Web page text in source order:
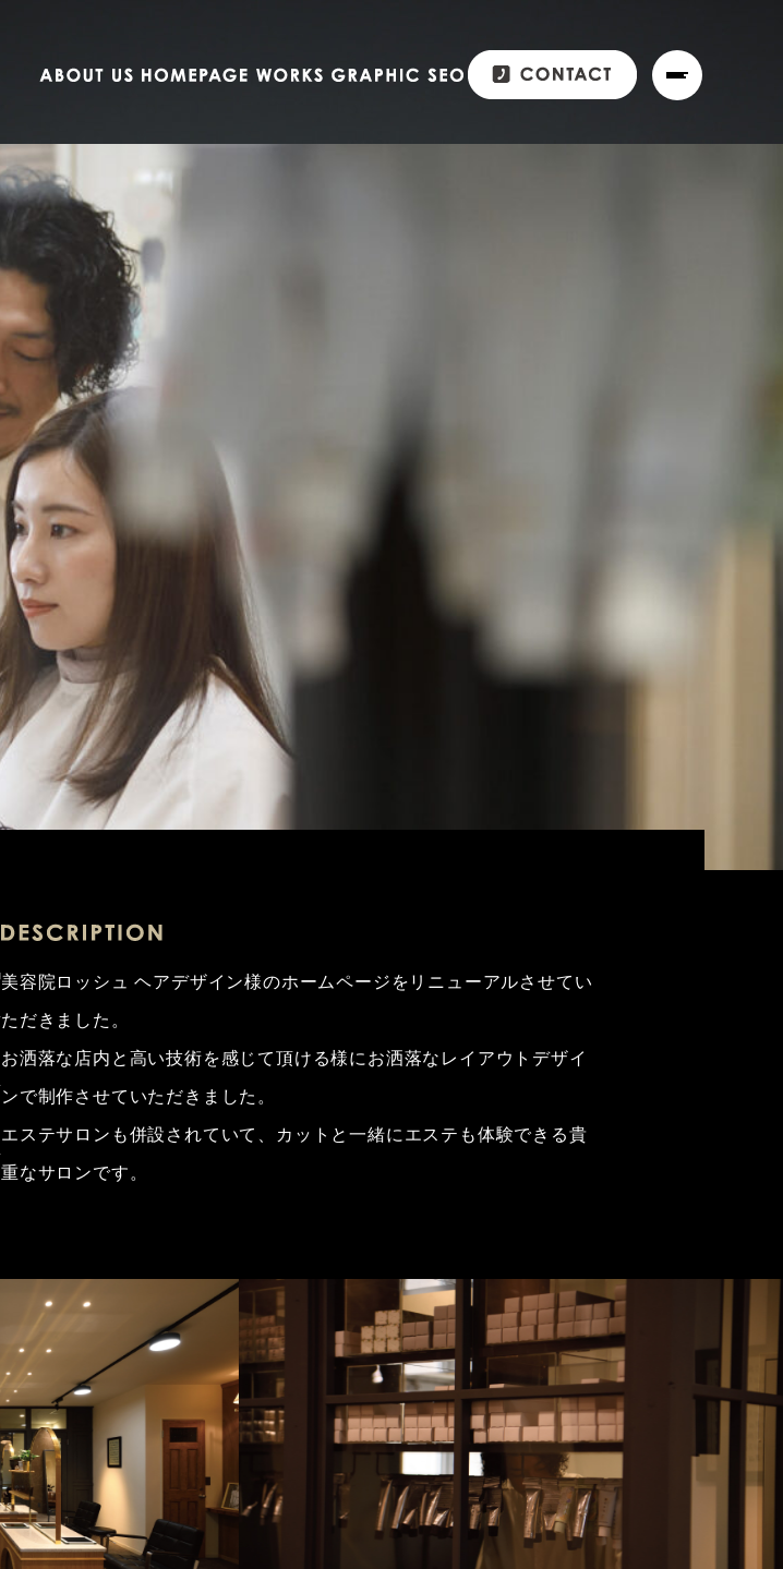
美容院ロッシュ ヘアデザイン様のホームページをリニューアルさせてい
ただきました。
お洒落な店内と高い技術を感じて頂ける様にお洒落なレイアウトデザイ
ンで制作させていただきました。
エステサロンも併設されていて、カットと一緒にエステも体験できる貴
重なサロンです。